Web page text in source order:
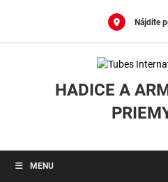
Nájdite
HADICE A
MENU